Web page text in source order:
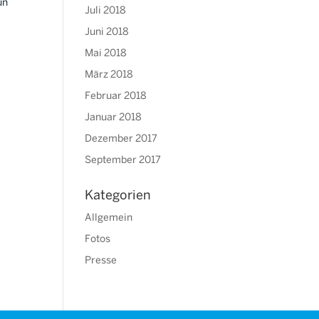
Juli 2018
Juni 2018
Mai 2018
März 2018
Februar 2018
Januar 2018
Dezember 2017
September 2017
Kategorien
Allgemein
Fotos
Presse